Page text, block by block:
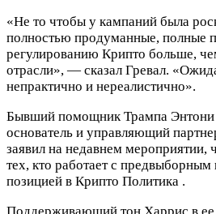
«Не то чтобы у кампаний была
полностью продуманные, полные
регулированию Криптo больше,
отрасли», — сказал Гревал.
непрактично и нереалистично».
Бывший помощник Трампа
основатель и управляющий
заявил на недавнем мероприятии,
тех, кто работает с
позицией в Криптo Политика .